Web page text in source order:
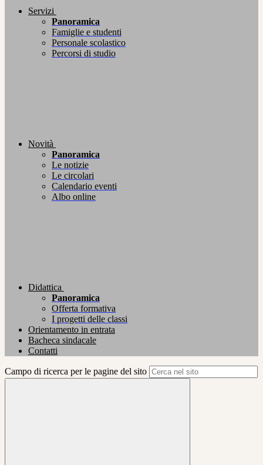
Servizi
Panoramica
Famiglie e studenti
Personale scolastico
Percorsi di studio
Novità
Panoramica
Le notizie
Le circolari
Calendario eventi
Albo online
Didattica
Panoramica
Offerta formativa
I progetti delle classi
Orientamento in entrata
Bacheca sindacale
Contatti
Campo di ricerca per le pagine del sito